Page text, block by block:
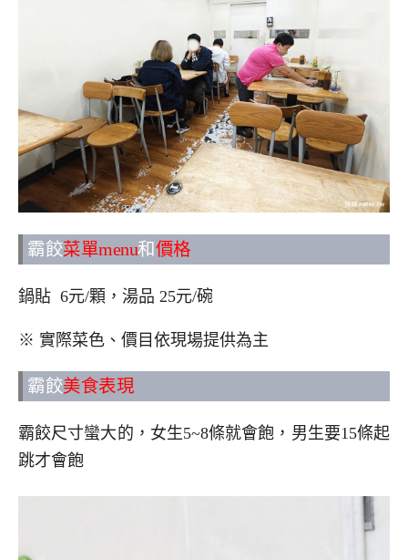
霸餃菜單menu和價格
鍋貼 6元/顆，湯品 25元/碗
※ 實際菜色、價目依現場提供為主
霸餃美食表現
霸餃尺寸蠻大的，女生5~8條就會飽，男生要15條起
跳才會飽